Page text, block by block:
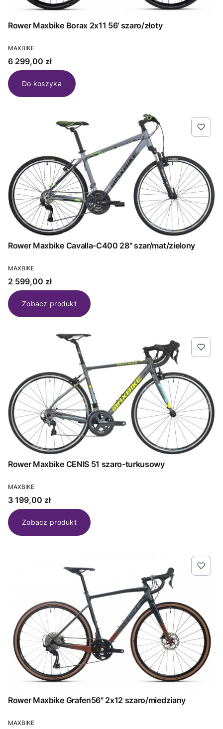
Rower Maxbike Borax 2x11 56' szaro/złoty
PRODUCENT
MAXBIKE
Cena
6 299,00 zł
Do koszyka
Rower Maxbike Cavalla-C400 28" szar/mat/zielony
PRODUCENT
MAXBIKE
Cena
2 599,00 zł
Zobacz produkt
Rower Maxbike CENIS 51 szaro-turkusowy
PRODUCENT
MAXBIKE
Cena
3 199,00 zł
Zobacz produkt
Rower Maxbike Grafen56" 2x12 szaro/miedziany
PRODUCENT
MAXBIKE